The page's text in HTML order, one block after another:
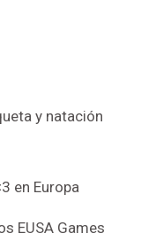
y natación
en Europa
EUSA Games